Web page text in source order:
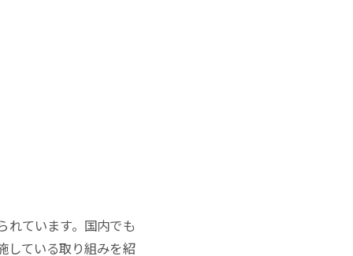
れています。国内でも
している取り組みを紹